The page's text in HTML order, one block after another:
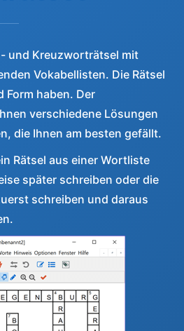
und Kreuzworträtsel mit
Vokabellisten. Die Rätsel
Form haben. Der
verschiedene Lösungen
die Ihnen am besten gefällt.
Rätsel aus einer Wortliste
später schreiben oder die
schreiben und daraus